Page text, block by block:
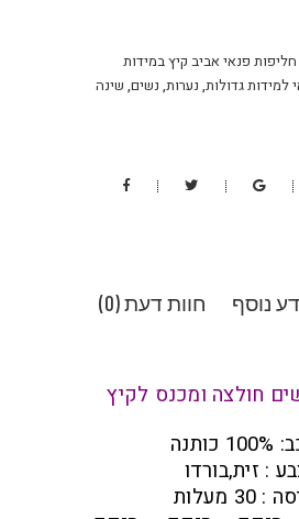
חליפות פנאי אביב קיץ במידות
למידות גדולות, נערות, נשים, שינה
נוסף חוות דעת (0)
חולצה ומכנס לקיץ
: זית,בורדו
מעלות